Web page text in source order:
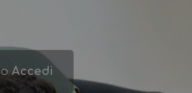
oAccedi